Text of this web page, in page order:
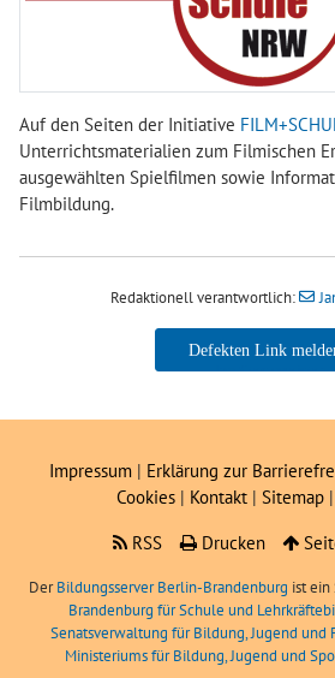
Auf den Seiten der Initiative
Unterrichtsmaterialien zum Filmischen
ausgewählten Spielfilmen sowie
Filmbildung.
Redaktionell verantwortlich:
Jan Steckmeister
Impressum | Erklärung zur
Cookies| Kontakt | Sitemap|
RSS
Drucken
DerBildungsserver Berlin-Brandenburg ist ein
Brandenburg für Schule und
Senatsverwaltung für Bildung, Jugend und
Ministeriums für Bildung, Jugend und